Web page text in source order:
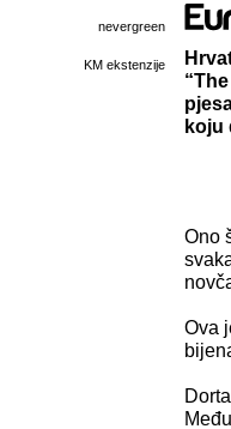
nevergreen
KM ekstenzije
koju
Ono
Ova